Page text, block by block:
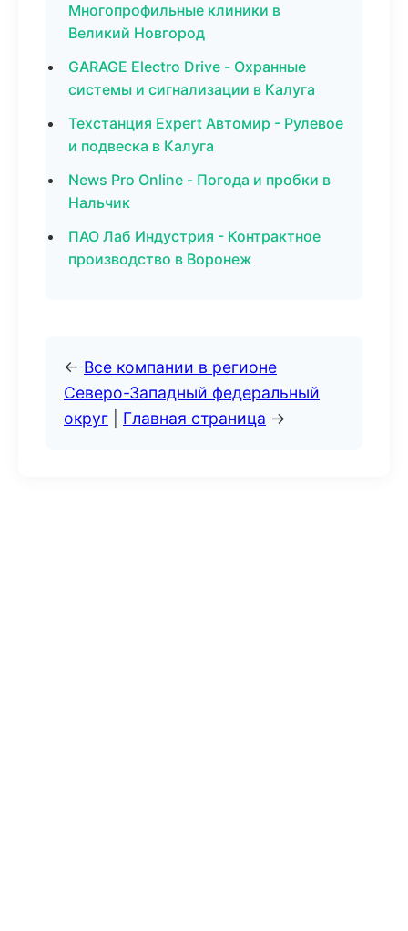
Многопрофильные клиники в
Великий Новгород
GARAGE Electro Drive - Охранные
системы и сигнализации в Калуга
Техстанция Expert Автомир - Рулевое
и подвеска в Калуга
News Pro Online - Погода и пробки в
Нальчик
ПАО Лаб Индустрия - Контрактное
производство в Воронеж
← Все компании в регионе
Северо-Западный федеральный
округ
Главная страница →